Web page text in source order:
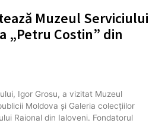
Muzeul Serviciului
„Petru Costin” din
Igor Grosu, a vizitat Muzeul
Moldova și Galeria colecțiilor
Raional din Ialoveni. Fondatorul